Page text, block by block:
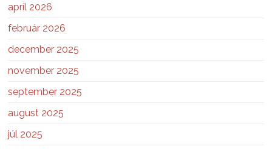
apríl 2026
február 2026
december 2025
november 2025
september 2025
august 2025
júl 2025